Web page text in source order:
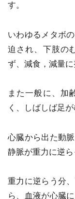
す。
いわゆるメタボ
迫され、下肢の
ず、減食，減量に
また一般に、加
く、しばしば足
心臓から出た動
静脈が重力に逆ら
重力に逆らう分
ら、血液が心臓